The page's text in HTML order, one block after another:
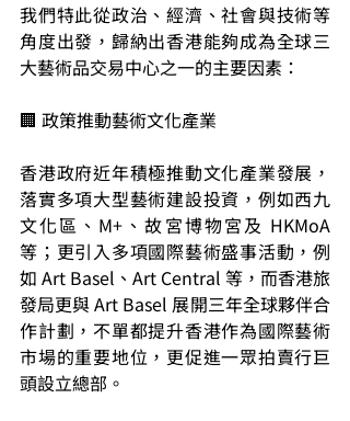
我們特此從政治、經濟、社會與技術等
角度出發，歸納出香港能夠成為全球三
大藝術品交易中心之一的主要因素：
🏢 政策推動藝術文化產業
香港政府近年積極推動文化產業發展，
落實多項大型藝術建設投資，例如西九
文化區、M+、故宮博物宮及 HKMoA
等；更引入多項國際藝術盛事活動，例
如 Art Basel、Art Central 等，而香港旅
發局更與 Art Basel 展開三年全球夥伴合
作計劃，不單都提升香港作為國際藝術
市場的重要地位，更促進一眾拍賣行巨
頭設立總部。